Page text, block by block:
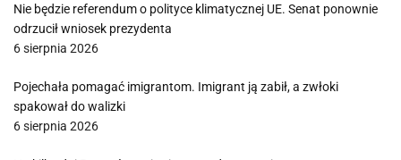
Nie będzie referendum o polityce klimatycznej UE. Senat ponownie
odrzucił wniosek prezydenta
6 sierpnia 2026
Pojechała pomagać imigrantom. Imigrant ją zabił, a zwłoki
spakował do walizki
6 sierpnia 2026